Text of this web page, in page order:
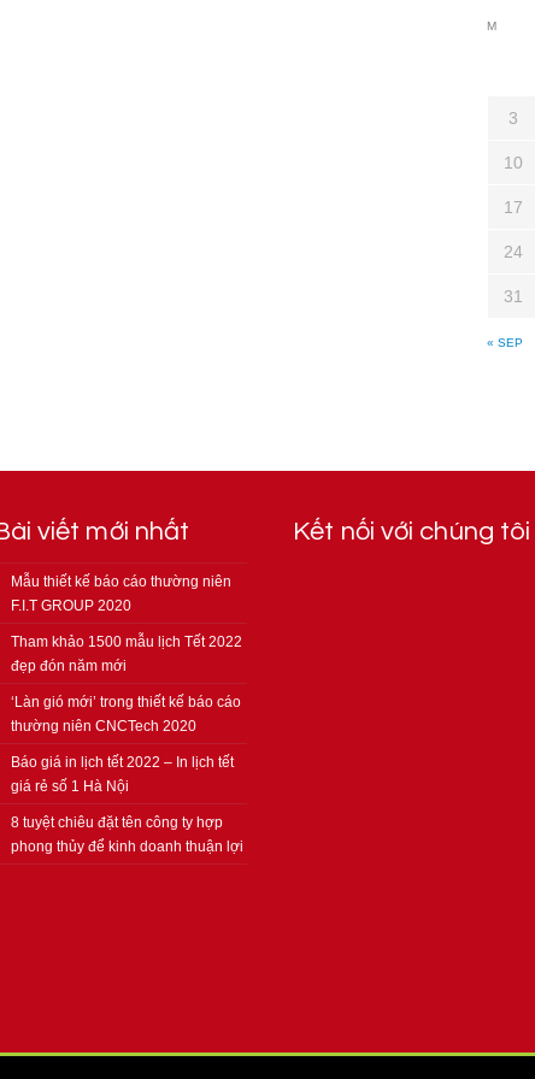
M
« SEP
3
10
17
24
31
viết mới nhất
Mẫu thiết kế báo cáo thường niên
F.I.T GROUP 2020
Tham khảo 1500 mẫu lịch Tết 2022
đẹp đón năm mới
‘Làn gió mới’ trong thiết kế báo cáo
thường niên CNCTech 2020
Báo giá in lịch tết 2022 – In lịch tết
giá rẻ số 1 Hà Nội
8 tuyệt chiêu đặt tên công ty hợp
phong thủy để kinh doanh thuận lợi
Kết nối với chúng tôi